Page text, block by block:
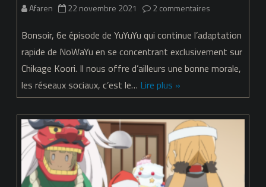
Afaren 22 novembre 2021 2 commentaires
Yuuna
wa
Aru
–
Dai
Bonsoir, 6e épisode de YuYuYu qui continue l’adaptation
rapide de NoWaYu en se concentrant exclusivement sur
Chikage Koori. Il nous offre d’ailleurs une bonne morale,
les réseaux sociaux, c’est le… Lire plus »